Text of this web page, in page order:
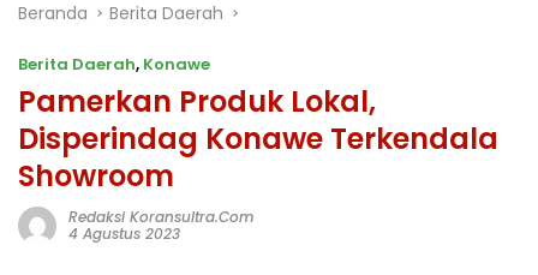
Beranda Berita Daerah
Berita Daerah, Konawe
Pamerkan Produk Lokal,
Disperindag Konawe Terkendala
Showroom
Redaksi Koransultra.com
4 Agustus 2023